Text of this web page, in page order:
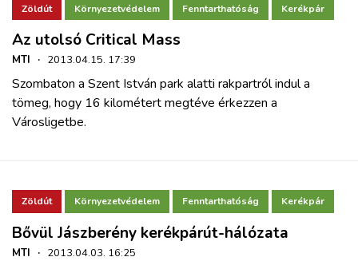
Zöldút Környezetvédelem Fenntarthatóság Kerékpár
Az utolsó Critical Mass
MTI · 2013.04.15. 17:39
Szombaton a Szent István park alatti rakpartról indul a
tömeg, hogy 16 kilométert megtéve érkezzen a
Városligetbe.
Zöldút Környezetvédelem Fenntarthatóság Kerékpár
Bővül Jászberény kerékpárút-hálózata
MTI · 2013.04.03. 16:25